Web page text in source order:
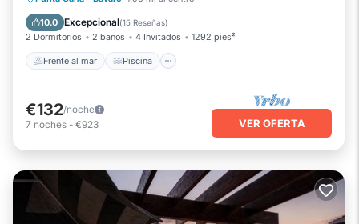
10.0 Excepcional(15 Reseñas)
2 Dormitorios 2 baños 4 Invitados 1292 pies²
Frente al mar Piscina
Vistas
€132/noche
7 noches - €923 VER OFERTA